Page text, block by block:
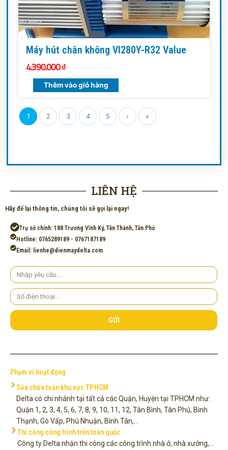
Máy hút chân không VI280Y-R32 Value
4.390.000₫
Thêm vào giỏ hàng
1 2 3 4 5 › »
LIÊN HỆ
Hãy để lại thông tin, chúng tôi sẽ gọi lại ngay!
Trụ sở chính: 188 Trương Vĩnh Ký, Tân Thành, Tân Phú
Hotline: 0765289189 - 0767187189
Email: lienhe@dienmaydelta.com
Yêu
cầu
Số
điện
thoại
GỬI
Phạm vi hoạt động
Sửa chữa toàn khu vực TP.HCM
Delta có chi nhánh tại tất cả các Quận, Huyện tại TPHCM như:
Quận 1, 2, 3, 4, 5, 6, 7, 8, 9, 10, 11, 12, Tân Bình, Tân Phú, Bình
Thạnh, Gò Vấp, Phú Nhuận, Bình Tân,...
Thi công công trình trên toàn quốc
Công ty Delta nhận thi công các công trình nhà ở, nhà xưởng,...